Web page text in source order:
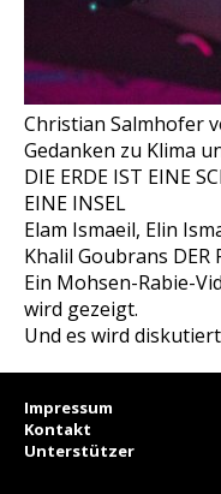
Christian Salmhofer
Gedanken zu Klima
DIE ERDE IST EINE
EINE INSEL
Elam Ismaeil, Elin
Khalil Goubrans DER
Ein Mohsen-Rabie-
wird gezeigt.
Und es wird
Impressum
Kontakt
Unterstützer